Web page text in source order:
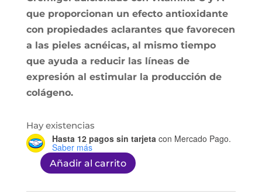
que proporcionan un efecto antioxidante
con propiedades aclarantes que favorecen
a las pieles acnéicas, al mismo tiempo
que ayuda a reducir las líneas de
expresión al estimular la producción de
colágeno.
Hay existencias
Hasta 12 pagos sin tarjeta con Mercado Pago.
Saber más
Hydroserum
Añadir al carrito